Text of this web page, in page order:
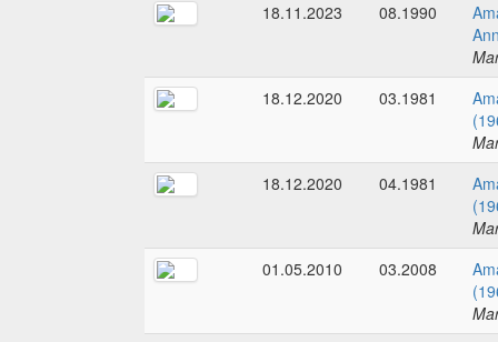
18.11.2023
08.1990
18.12.2020
03.1981
18.12.2020
04.1981
01.05.2010
03.2008